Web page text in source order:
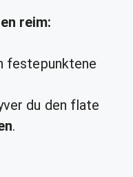
reim:
festepunktene
du den flate
.